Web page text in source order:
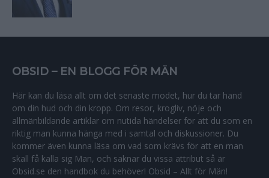
OBSID – EN BLOGG FÖR MÄN
Här kan du läsa allt om det senaste modet, hur du tar hand
om din hud och din kropp. Om resor, krogliv, nöje och
allmänbildande artiklar om nutida händelser för att du som en
riktig man kunna hänga med i samtal och diskussioner. Du
kommer även kunna läsa om vad som krävs för att en man
skall få kalla sig Man, och saknar du vissa attribut så är
Obsid.se den handbok du behöver! Obsid – Allt för Män!